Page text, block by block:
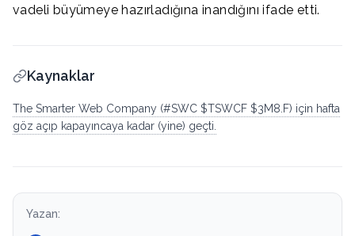
vadeli büyümeye hazırladığına inandığını ifade etti.
Kaynaklar
The Smarter Web Company (#SWC $TSWCF $3M8.F) için hafta
göz açıp kapayıncaya kadar (yine) geçti.
Yazan: